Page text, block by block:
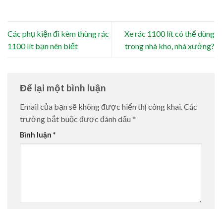
Các phụ kiện đi kèm thùng rác
1100 lít bạn nên biết
Xe rác 1100 lít có thể dùng
trong nhà kho, nhà xưởng?
Để lại một bình luận
Email của bạn sẽ không được hiển thị công khai.Các
trường bắt buộc được đánh dấu *
Bình luận *